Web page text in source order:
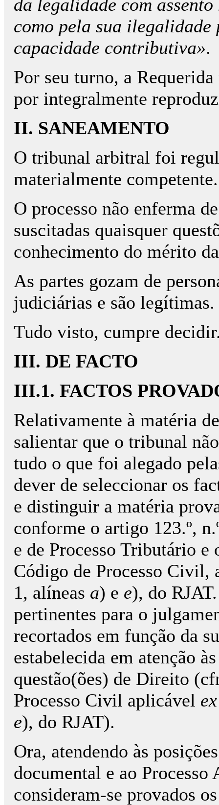
da legalidade com
como pela sua
capacidade contributiva».
Por seu turno, a
por integralmente
II. SANEAMENTO
O tribunal arbitral foi
materialmente competente.
O processo não enferma
suscitadas quaisquer
conhecimento do mérito
As partes gozam de
judiciárias e são legítimas.
Tudo visto, cumpre
III. DE FACTO
III.1. FACTOS
Relativamente à matéria
salientar que o tribunal
tudo o que foi alegado
dever de seleccionar os
e distinguir a matéria
conforme o artigo 123.º,
e de Processo Tributário e
Código de Processo
1, alíneas a) e e), do
pertinentes para o
recortados em função da
estabelecida em atenção
questão(ões) de Direito
Processo Civil aplicável
e), do RJAT).
Ora, atendendo às
documental e ao
consideram-se provados